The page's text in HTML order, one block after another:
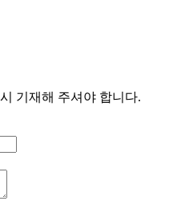
기재해 주셔야 합니다.